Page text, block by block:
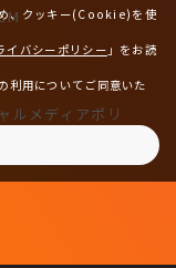
ルメディアポリ
、クッキー(Cookie)を使
イバシーポリシー 」をお読
利用についてご同意いた